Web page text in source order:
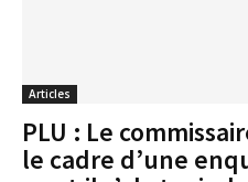
Articles
PLU : Le
le cadre d’une